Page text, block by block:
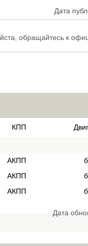
Дата
обращайтесь к
КПП
АКПП
АКПП
АКПП
Дата